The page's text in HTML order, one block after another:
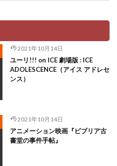
2021年10月14日
ユーリ!!! on ICE 劇場版 : ICE
ADOLESCENCE（アイス アドレセ
ンス）
2021年10月14日
アニメーション映画『ビブリア古
書堂の事件手帖』